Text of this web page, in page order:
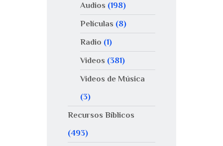
Audios (198)
Películas (8)
Radio (1)
Videos (381)
Videos de Música
(3)
Recursos Bíblicos
(493)